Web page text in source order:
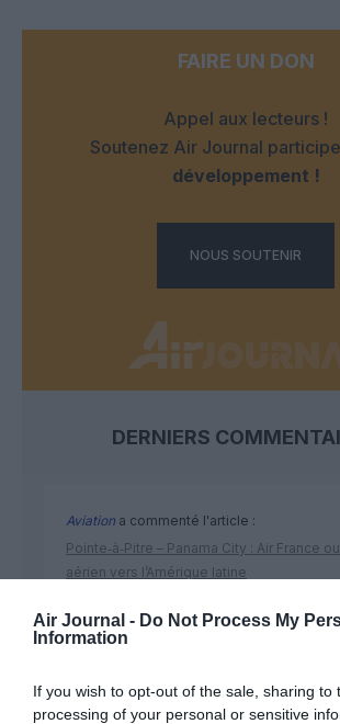
Air Journal - Do Not Process My
Information
If you wish to opt-out of the sale, sharing to
processing of your personal or sensitive
FAIRE UN DON
Appel aux lecteurs !
Soutenez Air Journal
développement !
NOUS SOUTENIR
DERNIERS
Aviation a commenté l'article :
Pointe‑à‑Pitre – Panama City : Air France
aérien vers l’Amérique latine
aérien vers l’Amérique latine